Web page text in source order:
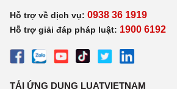
Hỗ trợ về dịch vụ: 0938 36 1919
Hỗ trợ giải đáp pháp luật: 1900 6192
TẢI ỨNG DỤNG LUATVIETNAM